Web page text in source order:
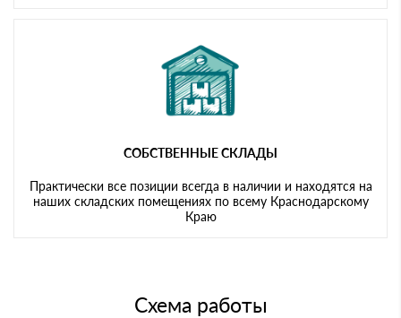
СОБСТВЕННЫЕ СКЛАДЫ
Практически все позиции всегда в наличии и находятся на
наших складских помещениях по всему Краснодарскому
Краю
Схема работы